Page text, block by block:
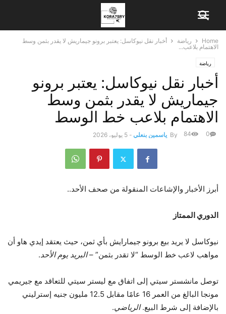
Home رياضة
أخبار نقل نيوكاسل: يعتبر برونو جيماريش لا يقدر بثمن وسط
الاهتمام بلاعب...
رياضة
أخبار نقل نيوكاسل: يعتبر برونو
جيماريش لا يقدر بثمن وسط
الاهتمام بلاعب خط الوسط
By ياسمين بنعلي - 5 يوليو، 2026 0
84
أبرز الأخبار والإشاعات المنقولة من صحف الأحد..
الدوري الممتاز
نيوكاسل لا يريد بيع برونو جيمارايش بأي ثمن، حيث يعتقد إيدي هاو أن
مواهب لاعب خط الوسط “لا تقدر بثمن” –البريد يوم الأحد.
توصل مانشستر سيتي إلى اتفاق مع ليستر سيتي للتعاقد مع جيريمي
مونجا البالغ من العمر 16 عامًا مقابل 12.5 مليون جنيه إسترليني
بالإضافة إلى شرط البيع.الرياضي.